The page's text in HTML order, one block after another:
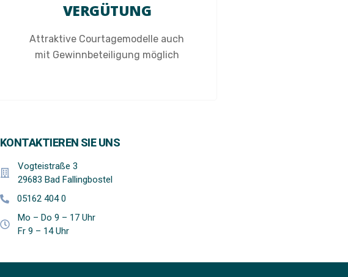
VERGÜTUNG
Attraktive Courtagemodelle auch
mit Gewinnbeteiligung möglich
KONTAKTIEREN SIE UNS
Vogteistraße 3
29683 Bad Fallingbostel
05162 404 0
Mo – Do 9 – 17 Uhr
Fr 9 – 14 Uhr